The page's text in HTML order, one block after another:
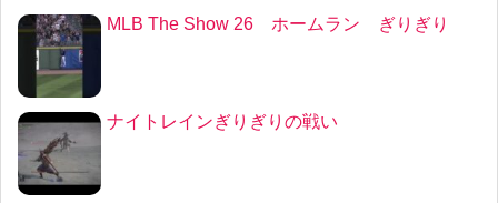
MLB The Show 26 ホームラン ぎりぎり
ナイトレインぎりぎりの戦い